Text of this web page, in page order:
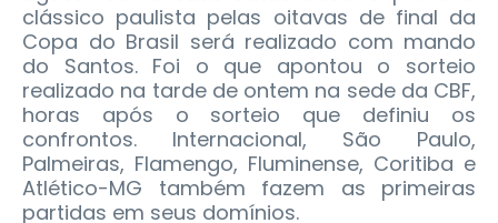
clássico paulista pelas oitavas de final da
Copa do Brasil será realizado com mando
do Santos. Foi o que apontou o sorteio
realizado na tarde de ontem na sede da CBF,
horas após o sorteio que definiu os
confrontos. Internacional, São Paulo,
Palmeiras, Flamengo, Fluminense, Coritiba e
Atlético-MG também fazem as primeiras
partidas em seus domínios.